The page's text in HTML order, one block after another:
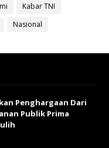
Kabar TNI
Nasional
Penghargaan Dari
Publik Prima